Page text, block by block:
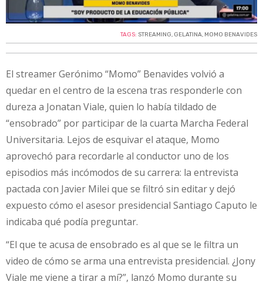
TAGS: STREAMING, GELATINA, MOMO BENAVIDES
El streamer Gerónimo “Momo” Benavides volvió a
quedar en el centro de la escena tras responderle con
dureza a Jonatan Viale, quien lo había tildado de
“ensobrado” por participar de la cuarta Marcha Federal
Universitaria. Lejos de esquivar el ataque, Momo
aprovechó para recordarle al conductor uno de los
episodios más incómodos de su carrera: la entrevista
pactada con Javier Milei que se filtró sin editar y dejó
expuesto cómo el asesor presidencial Santiago Caputo le
indicaba qué podía preguntar.
“El que te acusa de ensobrado es al que se le filtra un
video de cómo se arma una entrevista presidencial. ¿Jony
Viale me viene a tirar a mí?”, lanzó Momo durante su